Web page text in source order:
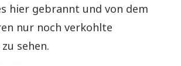
hier gebrannt und von dem
nur noch verkohlte
sehen.